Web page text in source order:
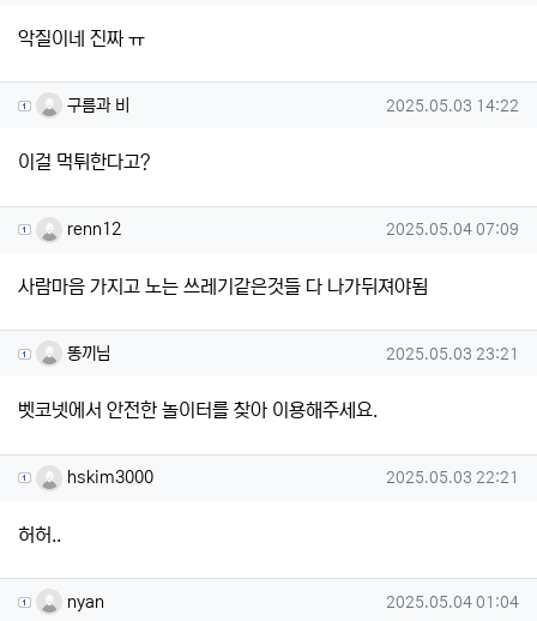
악질이네 진짜 ㅠ
구름과 비님의 댓글
구름과 비 작성일
2025.05.03 14:22
이걸 먹튀한다고?
renn12님의 댓글
renn12 작성일
2025.05.04 07:09
사람마음 가지고 노는 쓰레기같은것들 다 나가뒤져야됨
똥끼님님의 댓글
똥끼님 작성일
2025.05.03 23:21
벳코넷에서 안전한 놀이터를 찾아 이용해주세요.
hskim3000님의 댓글
hskim3000 작성일
2025.05.03 22:21
허허..
nyan님의 댓글
nyan 작성일
2025.05.04 01:04